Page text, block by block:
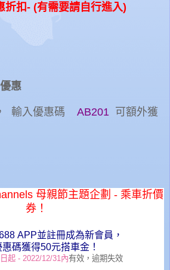
折扣- (有需要請自行進入)
惠
輸入優惠碼 AB201 可額外獲
母親節主題企劃 - 乘車折價
券！
APP並註冊成為新會員，
碼獲得50元搭車金！
起 - 2022/12/31內有效，逾期失效